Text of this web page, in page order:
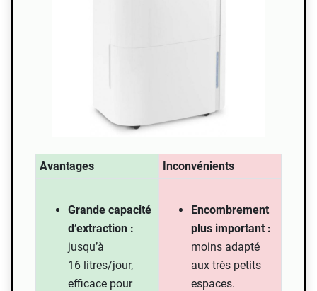
Avantages Inconvénients
Grande capacité
d’extraction :
jusqu’à
16 litres/jour,
efficace pour
Encombrement
plus important :
moins adapté
aux très petits
espaces.